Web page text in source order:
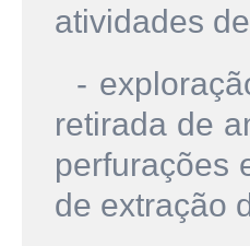
atividades
-
retirada de
perfurações
de extração